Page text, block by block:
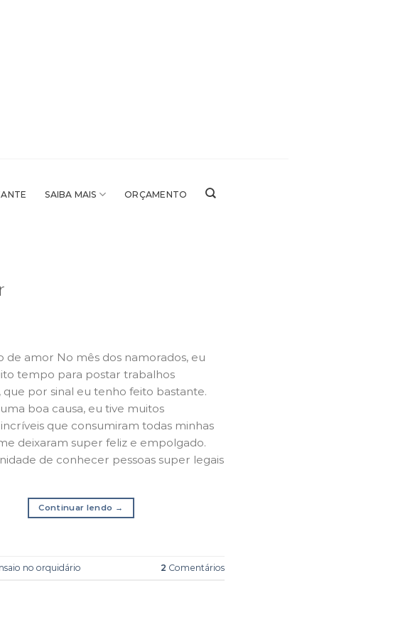
SAIBA MAIS ORÇAMENTO
de amor No mês dos namorados, eu
tempo para postar trabalhos
que por sinal eu tenho feito bastante.
boa causa, eu tive muitos
que consumiram todas minhas
deixaram super feliz e empolgado.
de conhecer pessoas super legais
Continuar lendo →
no orquidário 2 Comentários